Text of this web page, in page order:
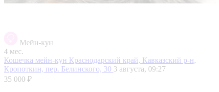
Мейн-кун
4 мес.
Кошечка мейн-кун Краснодарский край, Кавказский р-н,
Кропоткин, пер. Белинского, 30 3 августа, 09:27
35 000 ₽